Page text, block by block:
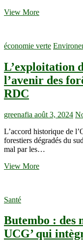
View MoreRDC:
atténuer
défis
de
conservation
national
d’Upemba
économie verte
L’exploitation
l’avenir des
RDC
greenafia août 3, 2024
L’accord historique de
forestiers dégradés du
mal par les…
View MoreL’exploitation
forêts
de
Santé
Butembo : des
UCG’ qui